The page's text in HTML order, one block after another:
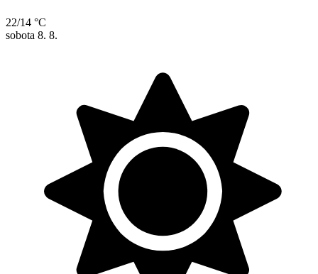
22/14 °C
sobota 8. 8.